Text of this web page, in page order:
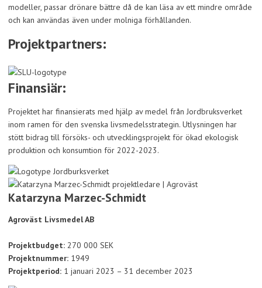
modeller, passar drönare bättre då de kan läsa av ett mindre område
och kan användas även under molniga förhållanden.
Projektpartners:
Finansiär:
Projektet har finansierats med hjälp av medel från Jordbruksverket
inom ramen för den svenska livsmedelsstrategin. Utlysningen har
stött bidrag till försöks- och utvecklingsprojekt för ökad ekologisk
produktion och konsumtion för 2022-2023.
Katarzyna Marzec-Schmidt
Agroväst Livsmedel AB
Projektbudget: 270 000 SEK
Projektnummer: 1949
Projektperiod: 1 januari 2023 – 31 december 2023